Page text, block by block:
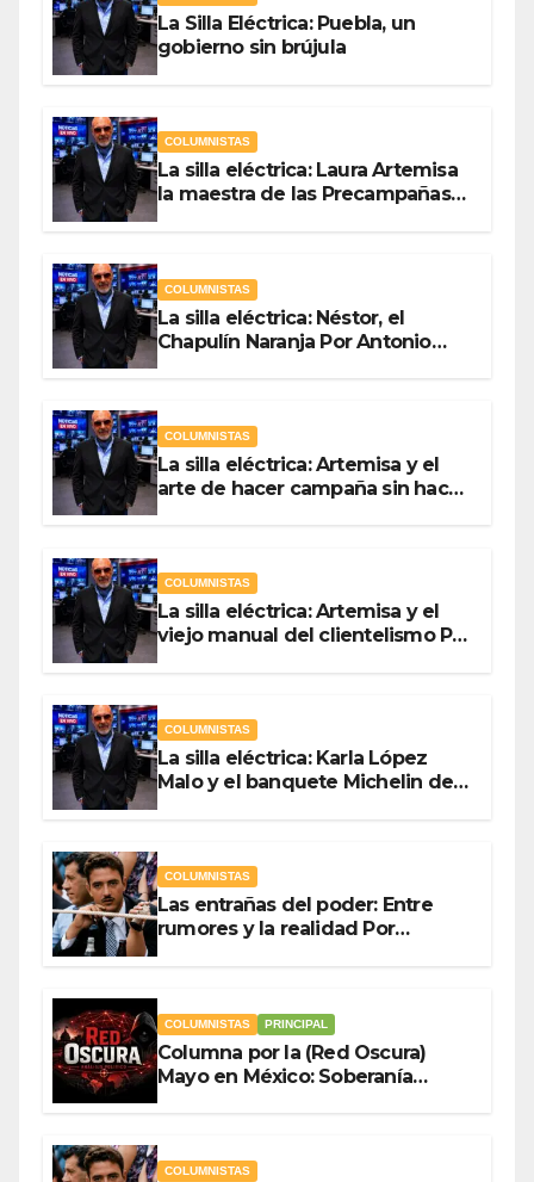
La Silla Eléctrica: Puebla, un
gobierno sin brújula
COLUMNISTAS
La silla eléctrica: Laura Artemisa
la maestra de las Precampañas
COLUMNISTAS
La silla eléctrica: Néstor, el
Chapulín Naranja Por Antonio
COLUMNISTAS
La silla eléctrica: Artemisa y el
arte de hacer campaña sin hacer
COLUMNISTAS
La silla eléctrica: Artemisa y el
viejo manual del clientelismo Por
COLUMNISTAS
La silla eléctrica: Karla López
Malo y el banquete Michelin del
COLUMNISTAS
Las entrañas del poder: Entre
rumores y la realidad Por
COLUMNISTAS PRINCIPAL
Columna por la (Red Oscura)
Mayo en México: Soberanía
COLUMNISTAS